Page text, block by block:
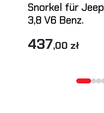
Snorkel für
3,8 V6 Benz.
437,00 zł